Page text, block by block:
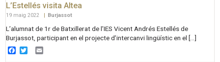
L’Estellés visita Altea
19 maig 2022 | Burjassot
L’alumnat de 1r de Batxillerat de l’IES Vicent Andrés Estellés de
Burjassot, participant en el projecte d’intercanvi lingüístic en el […]
Facebook
Twitter